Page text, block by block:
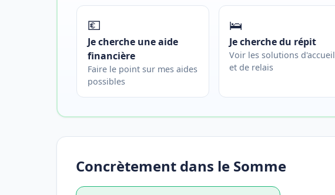
💶
Je cherche une aide
financière
Faire le point sur mes aides
possibles
🛌
Je cherche du répit
Voir les solutions d'accueil
et de relais
Concrètement dans le Somme